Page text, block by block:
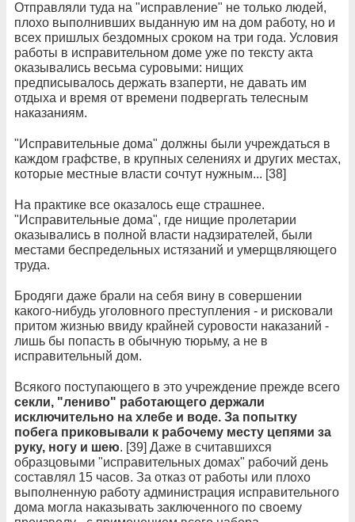
Отправляли туда на "исправление" не только людей,
плохо выполнивших выданную им на дом работу, но и
всех пришлых бездомных сроком на три года. Условия
работы в исправительном доме уже по тексту акта
оказывались весьма суровыми: нищих
предписывалось держать взаперти, не давать им
отдыха и время от времени подвергать телесным
наказаниям.
"Исправительные дома" должны были учреждаться в
каждом графстве, в крупных селениях и других местах,
которые местные власти сочтут нужным... [38]
На практике все оказалось еще страшнее.
"Исправительные дома", где нищие пролетарии
оказывались в полной власти надзирателей, были
местами беспредельных истязаний и умерщвляющего
труда.
Бродяги даже брали на себя вину в совершении
какого-нибудь уголовного преступления - и рисковали
притом жизнью ввиду крайней суровости наказаний -
лишь бы попасть в обычную тюрьму, а не в
исправительный дом.
Всякого поступающего в это учреждение прежде всего
секли, "лениво" работающего держали
исключительно на хлебе и воде. За попытку
побега приковывали к рабочему месту цепями за
руку, ногу и шею. [39] Даже в считавшихся
образцовыми "исправительных домах" рабочий день
составлял 15 часов. За отказ от работы или плохо
выполненную работу администрация исправительного
дома могла наказывать заключенного по своему